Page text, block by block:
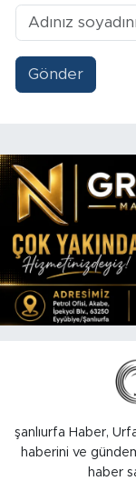
Gönder
şanlıurfa Haber,
haberini ve
haber